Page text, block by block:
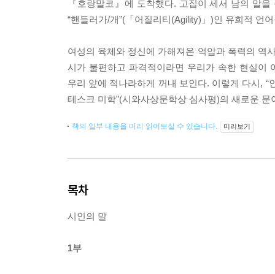
『호랑말코』에 도착했다. 고집이 세서 남의 말
“핸들러가/개”(「어질리티(Agility)」)인 유희적 언
여성의 육체와 정신에 가해져온 억압과 폭력의 역
시가 불편하고 파격적이라면 우리가 속한 현실이
우리 앞에 적나라하게 꺼내 보인다. 이렇게 다시,
테스크 미학”(시와사상문학상 심사평)의 새로운 문
책의 일부 내용을 미리 읽어보실 수 있습니다. 미리보기
목차
시인의 말
1부